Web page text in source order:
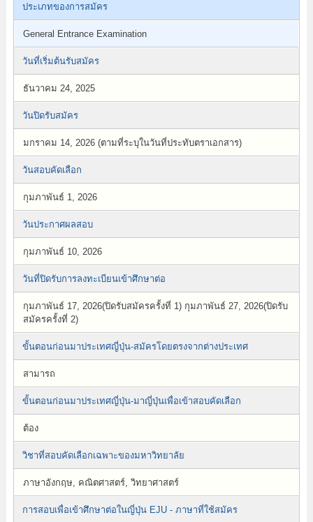
ประเภทของการสมัคร
General Entrance Examination
วันที่เริ่มต้นรับสมัคร
ธันวาคม 24, 2025
วันปิดรับสมัคร
มกราคม 14, 2026 (ตามที่ระบุในวันที่ประทับตราเอกสาร)
วันสอบคัดเลือก
กุมภาพันธ์ 1, 2026
วันประกาศผลสอบ
กุมภาพันธ์ 10, 2026
วันที่ปิดรับการลงทะเบียนเข้าศึกษาต่อ
กุมภาพันธ์ 17, 2026(ปิดรับสมัครครั้งที่ 1) กุมภาพันธ์ 27, 2026(ปิดรับ
สมัครครั้งที่ 2)
ขั้นตอนก่อนมาประเทศญี่ปุ่น-สมัครโดยตรงจากต่างประเทศ
สามารถ
ขั้นตอนก่อนมาประเทศญี่ปุ่น-มาญี่ปุ่นเพื่อเข้าสอบคัดเลือก
ต้อง
วิชาที่สอบคัดเลือกเฉพาะของมหาวิทยาลัย
ภาษาอังกฤษ, คณิตศาสตร์, วิทยาศาสตร์
การสอบเพื่อเข้าศึกษาต่อในญี่ปุ่น EJU - ภาษาที่ใช้สมัคร